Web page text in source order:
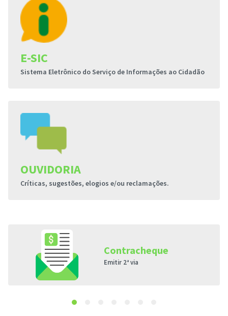
E-SIC
Sistema Eletrônico do Serviço de Informações ao Cidadão
OUVIDORIA
Críticas, sugestões, elogios e/ou reclamações.
Contracheque
Emitir 2ª via